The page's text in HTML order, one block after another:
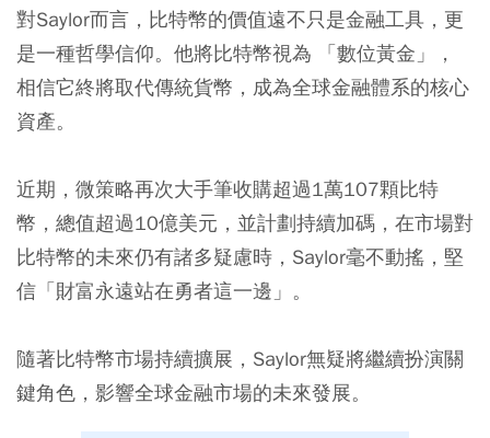
對Saylor而言，比特幣的價值遠不只是金融工具，更
是一種哲學信仰。他將比特幣視為 「數位黃金」，
相信它終將取代傳統貨幣，成為全球金融體系的核心
資產。
近期，微策略再次大手筆收購超過1萬107顆比特
幣，總值超過10億美元，並計劃持續加碼，在市場對
比特幣的未來仍有諸多疑慮時，Saylor毫不動搖，堅
信「財富永遠站在勇者這一邊」。
隨著比特幣市場持續擴展，Saylor無疑將繼續扮演關
鍵角色，影響全球金融市場的未來發展。